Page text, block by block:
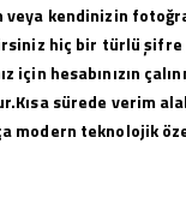
veya kendinizin
hiç bir türlü
için hesabınızın
sürede verim
modern teknolojik